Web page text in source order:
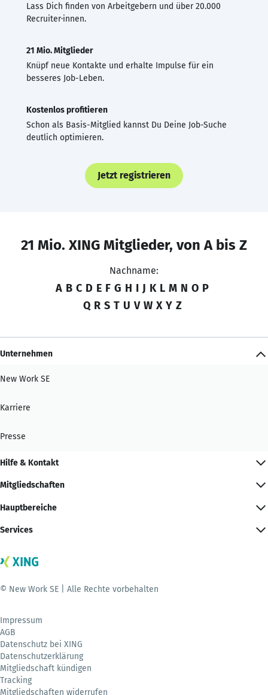
Lass Dich finden von Arbeitgebern und über 20.000
Recruiter·innen.
21 Mio. Mitglieder
Knüpf neue Kontakte und erhalte Impulse für ein
besseres Job-Leben.
Kostenlos profitieren
Schon als Basis-Mitglied kannst Du Deine Job-Suche
deutlich optimieren.
Jetzt registrieren
21 Mio. XING Mitglieder, von A bis Z
Nachname:
A B C D E F G H I J K L M N O P
Q R S T U V W X Y Z
Unternehmen
New Work SE
Karriere
Presse
Hilfe & Kontakt
Mitgliedschaften
Hauptbereiche
Services
© New Work SE | Alle Rechte vorbehalten
Impressum
AGB
Datenschutz bei XING
Datenschutzerklärung
Mitgliedschaft kündigen
Tracking
Mitgliedschaften widerrufen